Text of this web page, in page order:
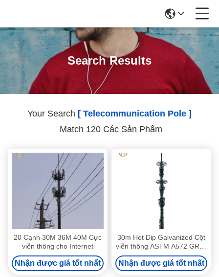
Search Results
Your Search [ Telecommunication Pole ]
Match 120 Các Sản Phẩm
20 Cạnh 30M 36M 40M Cực
viễn thông cho Internet
Nhận được giá tốt nhất
30m Hot Dip Galvanized Cột
viễn thông ASTM A572 GR65
Thép
Nhận được giá tốt nhất